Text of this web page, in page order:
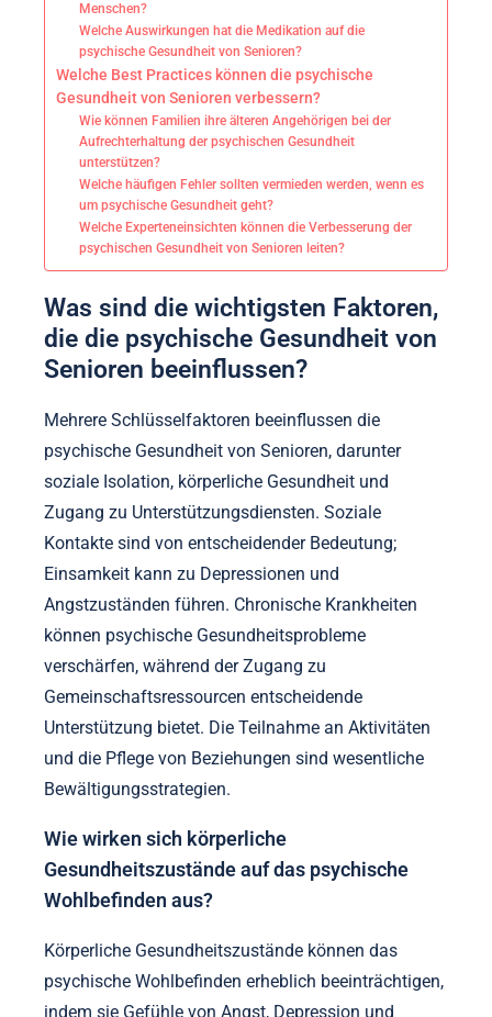
Menschen?
Welche Auswirkungen hat die Medikation auf die
psychische Gesundheit von Senioren?
Welche Best Practices können die psychische
Gesundheit von Senioren verbessern?
Wie können Familien ihre älteren Angehörigen bei der
Aufrechterhaltung der psychischen Gesundheit
unterstützen?
Welche häufigen Fehler sollten vermieden werden, wenn es
um psychische Gesundheit geht?
Welche Experteneinsichten können die Verbesserung der
psychischen Gesundheit von Senioren leiten?
Was sind die wichtigsten Faktoren,
die die psychische Gesundheit von
Senioren beeinflussen?
Mehrere Schlüsselfaktoren beeinflussen die
psychische Gesundheit von Senioren, darunter
soziale Isolation, körperliche Gesundheit und
Zugang zu Unterstützungsdiensten. Soziale
Kontakte sind von entscheidender Bedeutung;
Einsamkeit kann zu Depressionen und
Angstzuständen führen. Chronische Krankheiten
können psychische Gesundheitsprobleme
verschärfen, während der Zugang zu
Gemeinschaftsressourcen entscheidende
Unterstützung bietet. Die Teilnahme an Aktivitäten
und die Pflege von Beziehungen sind wesentliche
Bewältigungsstrategien.
Wie wirken sich körperliche
Gesundheitszustände auf das psychische
Wohlbefinden aus?
Körperliche Gesundheitszustände können das
psychische Wohlbefinden erheblich beeinträchtigen,
indem sie Gefühle von Angst, Depression und